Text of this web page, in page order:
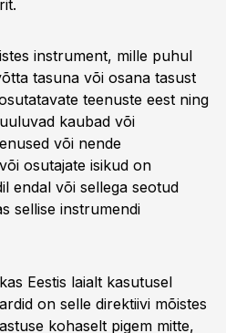
instrument, mille puhul
tasuna või osana tasust
teenuste eest ning
kaubad või
või nende
osutajate isikud on
endal või sellega seotud
sellise instrumendi
Eestis laialt kasutusel
on selle direktiivi mõistes
kohaselt pigem mitte,